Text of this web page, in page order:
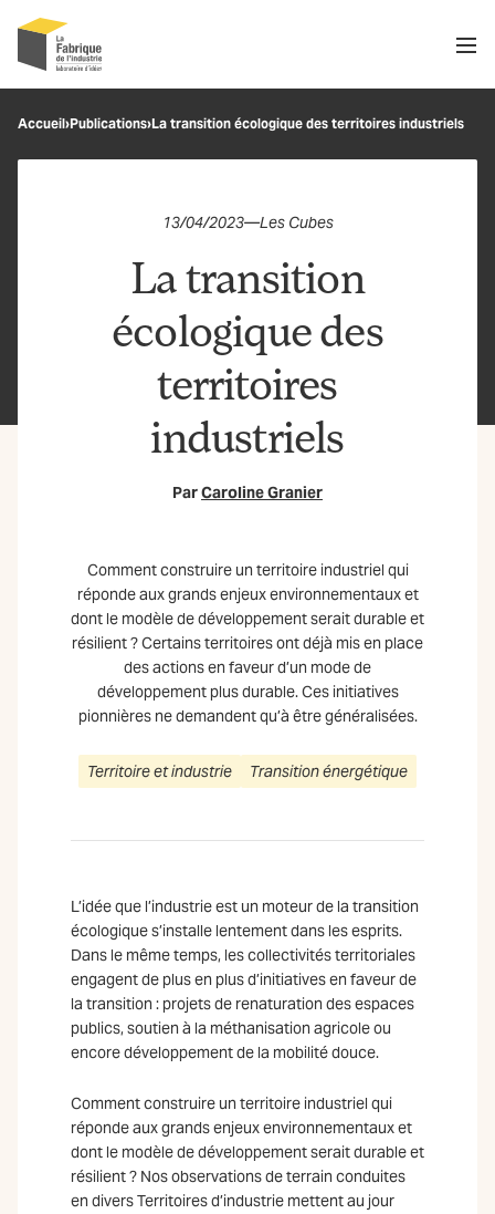
Recherche
Accueil›Publications›La transition écologique des territoires industriels
13/04/2023—Les Cubes
La transition
écologique des
territoires
industriels
ParCaroline Granier
Comment construire un territoire industriel qui
réponde aux grands enjeux environnementaux et
dont le modèle de développement serait durable et
résilient ? Certains territoires ont déjà mis en place
des actions en faveur d’un mode de
développement plus durable. Ces initiatives
pionnières ne demandent qu’à être généralisées.
Territoire et industrie Transition énergétique
L’idée que l’industrie est un moteur de la transition
écologique s’installe lentement dans les esprits.
Dans le même temps, les collectivités territoriales
engagent de plus en plus d’initiatives en faveur de
la transition : projets de renaturation des espaces
publics, soutien à la méthanisation agricole ou
encore développement de la mobilité douce.
Comment construire un territoire industriel qui
réponde aux grands enjeux environnementaux et
dont le modèle de développement serait durable et
résilient ? Nos observations de terrain conduites
en divers Territoires d’industrie mettent au jour